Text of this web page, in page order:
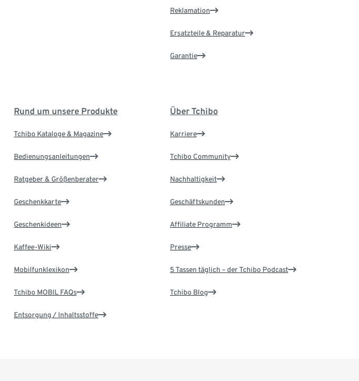
Reklamation
Ersatzteile & Reparatur
Garantie
Rund um unsere Produkte
Tchibo Kataloge & Magazine
Bedienungsanleitungen
Ratgeber & Größenberater
Geschenkkarte
Geschenkideen
Kaffee-Wiki
Mobilfunklexikon
Tchibo MOBIL FAQs
Entsorgung / Inhaltsstoffe
Über Tchibo
Karriere
Tchibo Community
Nachhaltigkeit
Geschäftskunden
Affiliate Programm
Presse
5 Tassen täglich – der Tchibo Podcast
Tchibo Blog